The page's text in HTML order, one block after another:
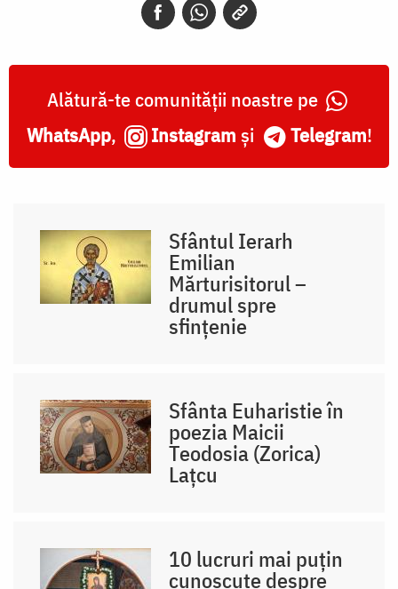
Alătură-te comunității noastre pe
WhatsApp, Instagram și Telegram!
Sfântul Ierarh
Emilian
Mărturisitorul –
drumul spre
sfințenie
Sfânta Euharistie în
poezia Maicii
Teodosia (Zorica)
Lațcu
10 lucruri mai puțin
cunoscute despre